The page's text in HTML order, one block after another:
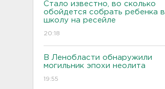
Стало известно, во сколько
обойдется собрать ребенка в
школу на ресейле
20:18
В Ленобласти обнаружили
могильник эпохи неолита
19:55